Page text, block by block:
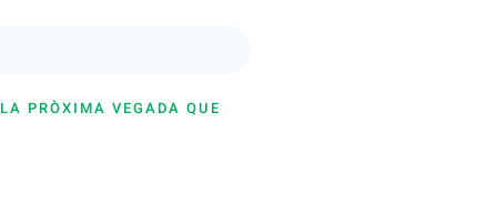
PRÒXIMA VEGADA QUE